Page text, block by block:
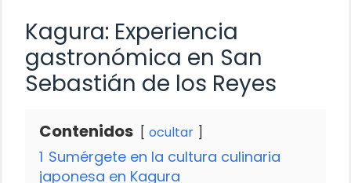
Kagura: Experiencia
gastronómica en San
Sebastián de los Reyes
Contenidos ocultar
1 Sumérgete en la cultura culinaria
japonesa en Kagura